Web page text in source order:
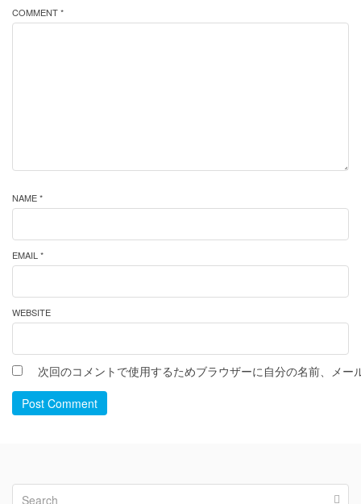
COMMENT *
NAME *
EMAIL *
WEBSITE
次回のコメントで使用するためブラウザーに自分の名前、メー
Post Comment